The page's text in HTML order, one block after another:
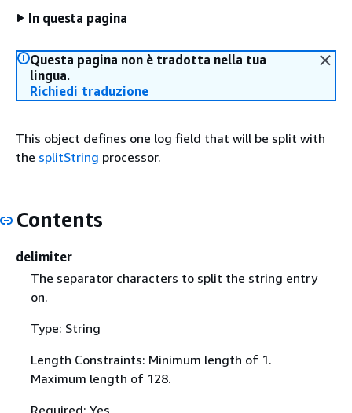
In questa pagina
Questa pagina non è tradotta nella tua
lingua.
Richiedi traduzione
This object defines one log field that will be split with
the splitString processor.
Contents
delimiter
The separator characters to split the string entry
on.
Type: String
Length Constraints: Minimum length of 1.
Maximum length of 128.
Required: Yes